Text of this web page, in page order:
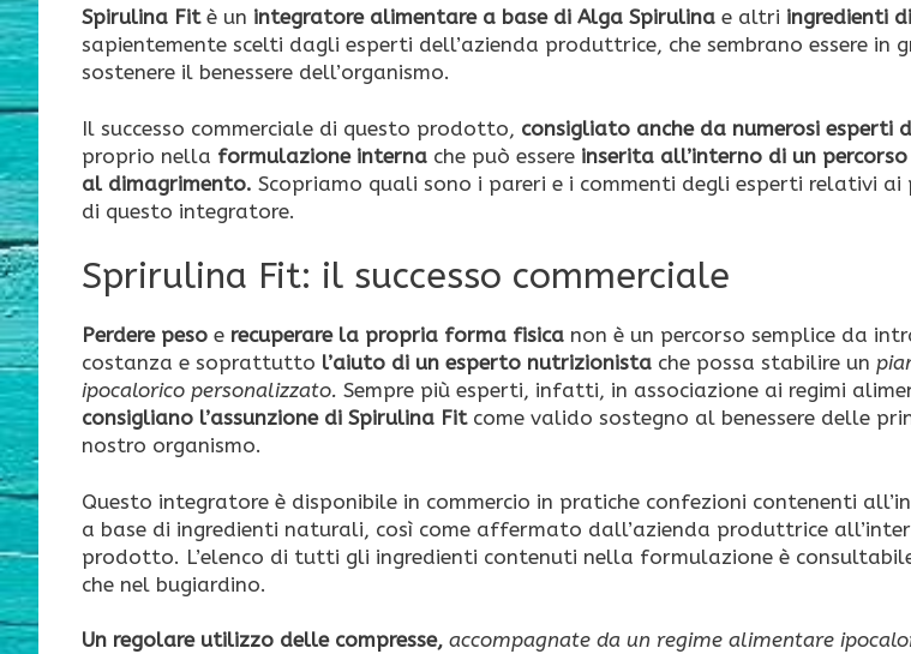
Spirulina Fitè un integratore alimentare a base di Alga Spirulina e altri ingredienti
sapientemente scelti dagli esperti dell’azienda produttrice, che sembrano essere in
sostenere il benessere dell’organismo.
Il successo commerciale di questo prodotto, consigliato anche da numerosi esperti
proprio nella formulazione interna che può essere inserita all’interno di un
al dimagrimento. Scopriamo quali sono i pareri e i commenti degli esperti relativi
di questo integratore.
Sprirulina Fit: il successo commerciale
Perdere peso e recuperare la propria forma fisica non è un percorso semplice da
costanza e soprattutto l’aiuto di un esperto nutrizionista che possa stabilire un
ipocalorico personalizzato. Sempre più esperti, infatti, in associazione ai regimi
consigliano l’assunzione di Spirulina Fitcome valido sostegno al benessere delle
nostro organismo.
Questo integratore è disponibile in commercio in pratiche confezioni contenenti
a base di ingredienti naturali, così come affermato dall’azienda produttrice
prodotto. L’elenco di tutti gli ingredienti contenuti nella formulazione è
che nel bugiardino.
Un regolare utilizzo delle compresse, accompagnate da un regime alimentare